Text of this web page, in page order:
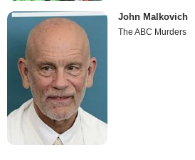
John Malkovich
The ABC Murders